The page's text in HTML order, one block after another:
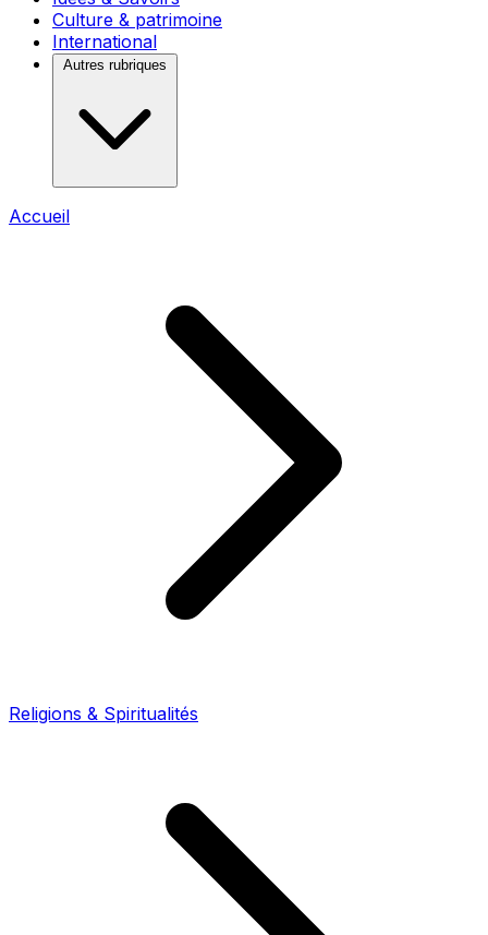
Culture & patrimoine
International
Autres rubriques
Accueil
Religions & Spiritualités